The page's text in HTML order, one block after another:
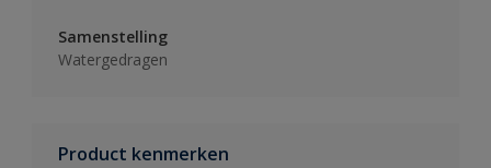
Samenstelling
Watergedragen
Product kenmerken